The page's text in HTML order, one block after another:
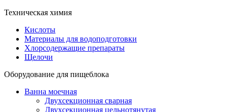
Техническая химия
Кислоты
Материалы для водоподготовки
Хлорсодержащие препараты
Щелочи
Оборудование для пищеблока
Ванна моечная
Двухсекционная сварная
Двухсекционная цельнотянутая